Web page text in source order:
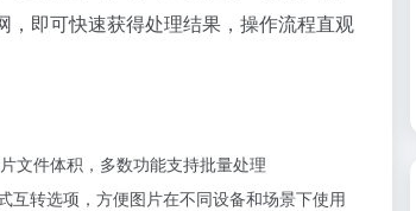
即可快速获得处理结果，操作流程直观
文件体积，多数功能支持批量处理
互转选项，方便图片在不同设备和场景下使用